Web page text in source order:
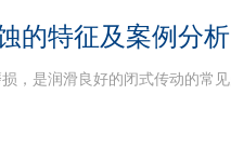
的特征及案例分析
，是润滑良好的闭式传动的常